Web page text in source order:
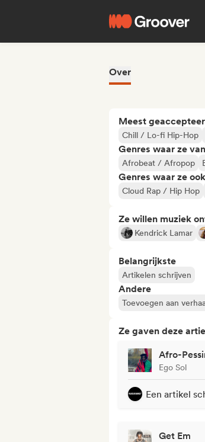
Over
Meest
Chill / Lo-fi Hip-Hop
Genres waar ze
Afrobeat / Afropop
Genres waar ze
Cloud Rap / Hip Hop
Ze willen muziek
Kendrick Lamar
Belangrijkste
Artikelen schrijven
Andere
Toevoegen aan
Ze gaven deze
Afro-
Ego Sol
Een artikel
Get Em